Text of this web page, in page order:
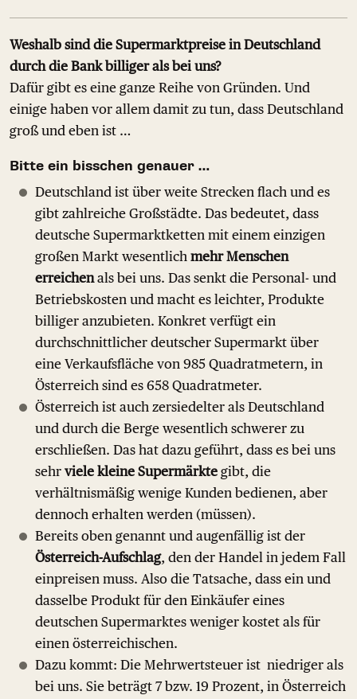
Weshalb sind die Supermarktpreise in Deutschland
durch die Bank billiger als bei uns?
Dafür gibt es eine ganze Reihe von Gründen. Und
einige haben vor allem damit zu tun, dass Deutschland
groß und eben ist …
Bitte ein bisschen genauer …
Deutschland ist über weite Strecken flach und es
gibt zahlreiche Großstädte. Das bedeutet, dass
deutsche Supermarktketten mit einem einzigen
großen Markt wesentlich mehr Menschen
erreichenals bei uns. Das senkt die Personal- und
Betriebskosten und macht es leichter, Produkte
billiger anzubieten. Konkret verfügt ein
durchschnittlicher deutscher Supermarkt über
eine Verkaufsfläche von 985 Quadratmetern, in
Österreich sind es 658 Quadratmeter.
Österreich ist auch zersiedelter als Deutschland
und durch die Berge wesentlich schwerer zu
erschließen. Das hat dazu geführt, dass es bei uns
sehr viele kleine Supermärkte gibt, die
verhältnismäßig wenige Kunden bedienen, aber
dennoch erhalten werden (müssen).
Bereits oben genannt und augenfällig ist der
Österreich-Aufschlag, den der Handel in jedem Fall
einpreisen muss. Also die Tatsache, dass ein und
dasselbe Produkt für den Einkäufer eines
deutschen Supermarktes weniger kostet als für
einen österreichischen.
Dazu kommt: Die Mehrwertsteuer ist niedriger als
bei uns. Sie beträgt 7 bzw. 19 Prozent, in Österreich